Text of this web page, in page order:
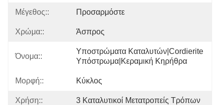
Μέγεθος:: Προσαρμόστε
Χρώμα:: Άσπρος
Όνομα::
Υποστρώματα Καταλυτών|cordierite
Υπόστρωμα|κεραμική Κηρήθρα
Μορφή:: Κύκλος
Χρήση:: 3 Καταλυτικοί Μετατροπείς Τρόπων